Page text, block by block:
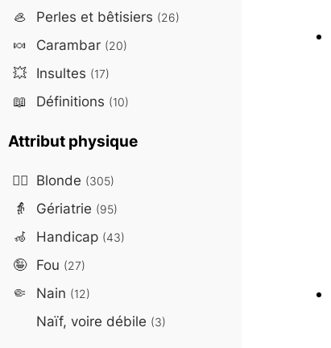
🦪 Perles et bêtisiers (26)
🍬 Carambar (20)
💥 Insultes (17)
📖 Définitions (10)
Attribut physique
👱‍♀️ Blonde (305)
👵 Gériatrie (95)
🦽 Handicap (43)
🤪 Fou (27)
🤏 Nain (12)
Naïf, voire débile (3)